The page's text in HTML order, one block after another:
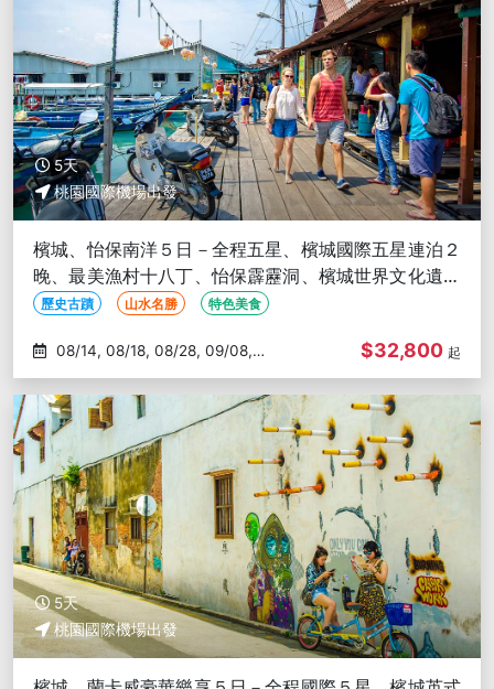
5天
桃園國際機場出發
檳城、怡保南洋５日－全程五星、檳城國際五星連泊２
晚、最美漁村十八丁、怡保霹靂洞、檳城世界文化遺產
一日遊、米其林必比登推薦
歷史古蹟 山水名勝 特色美食
09/19
$32,800 起
5天
桃園國際機場出發